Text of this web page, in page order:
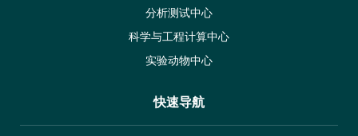
分析测试中心
科学与工程计算中心
实验动物中心
快速导航